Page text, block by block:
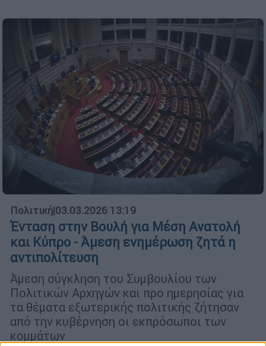
Πολιτική|03.03.2026 13:19
Ένταση στην Βουλή για Μέση Ανατολή
και Κύπρο - Άμεση ενημέρωση ζητά η
αντιπολίτευση
Άμεση σύγκληση του Συμβουλίου των
Πολιτικών Αρχηγών και προ ημερησίας για
τα θέματα εξωτερικής πολιτικής ζήτησαν
από την κυβέρνηση οι εκπρόσωποι των
κομμάτων